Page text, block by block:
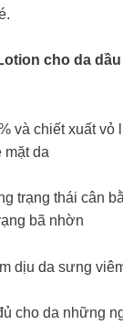
cho da
và chiết xuất vỏ
mặt da
trạng thái cân
bã nhờn
dịu da sưng
cho da những